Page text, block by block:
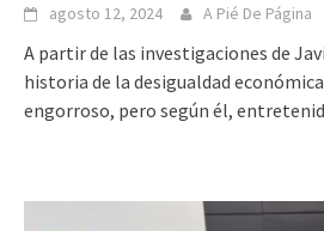
agosto 12, 2024 A Pié De Página
A partir de las investigaciones de
historia de la desigualdad
engorroso, pero según él,